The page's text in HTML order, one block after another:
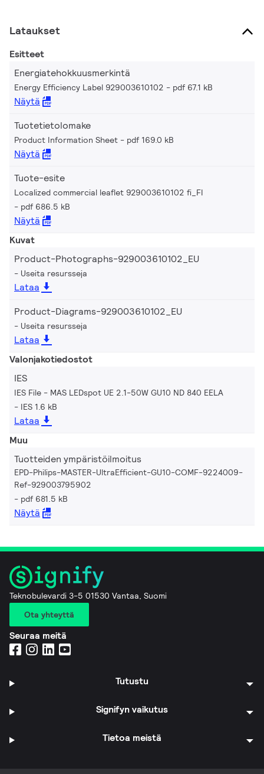
Lataukset
Esitteet
Energiatehokkuusmerkintä
Energy Efficiency Label 929003610102 pdf 67.1 kB
Näytä
Tuotetietolomake
Product Information Sheet pdf 169.0 kB
Näytä
Tuote-esite
Localized commercial leaflet 929003610102 fi_FI
pdf 686.5 kB
Näytä
Kuvat
Product-Photographs-929003610102_EU
Useita resursseja
Lataa
Product-Diagrams-929003610102_EU
Useita resursseja
Lataa
Valonjakotiedostot
IES
IES File - MAS LEDspot UE 2.1-50W GU10 ND 840 EELA
IES 1.6 kB
Lataa
Muu
Tuotteiden ympäristöilmoitus
EPD-Philips-MASTER-UltraEfficient-GU10-COMF-9224009-
Ref-929003795902
pdf 681.5 kB
Näytä
Teknobulevardi 3-5 01530 Vantaa, Suomi
Ota yhteyttä
Seuraa meitä
Tutustu
Signifyn vaikutus
Tietoa meistä